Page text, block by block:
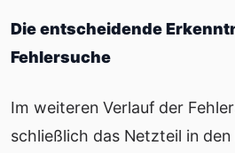
Die entscheidende
Fehlersuche
Im weiteren Verlauf der
schließlich das Netzteil in